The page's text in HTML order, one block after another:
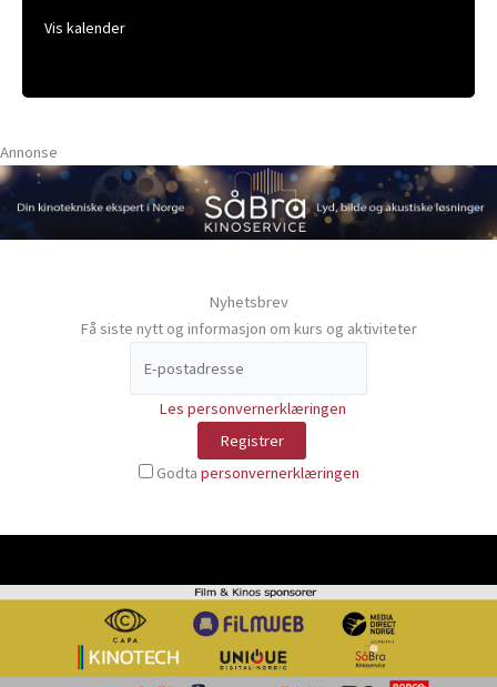
Vis kalender
Annonse
Nyhetsbrev
Få siste nytt og informasjon om kurs og aktiviteter
Les personvernerklæringen
Godta personvernerklæringen